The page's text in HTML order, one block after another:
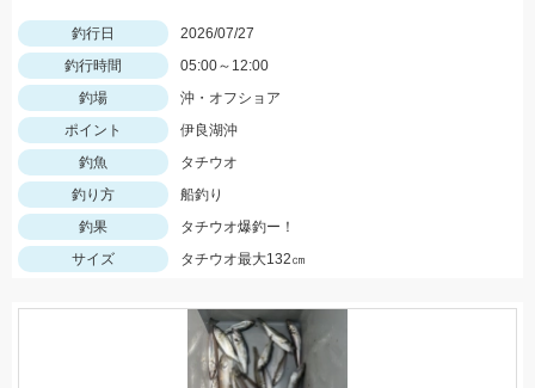
釣行日
2026/07/27
釣行時間
05:00～12:00
釣場
沖・オフショア
ポイント
伊良湖沖
釣魚
タチウオ
釣り方
船釣り
釣果
タチウオ爆釣ー！
サイズ
タチウオ最大132㎝